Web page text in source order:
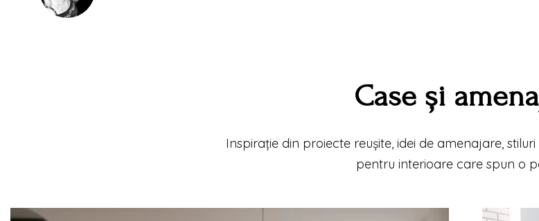
Case și
Inspirație din proiecte reușite, idei de amenajare,
pentru interioare care spun o